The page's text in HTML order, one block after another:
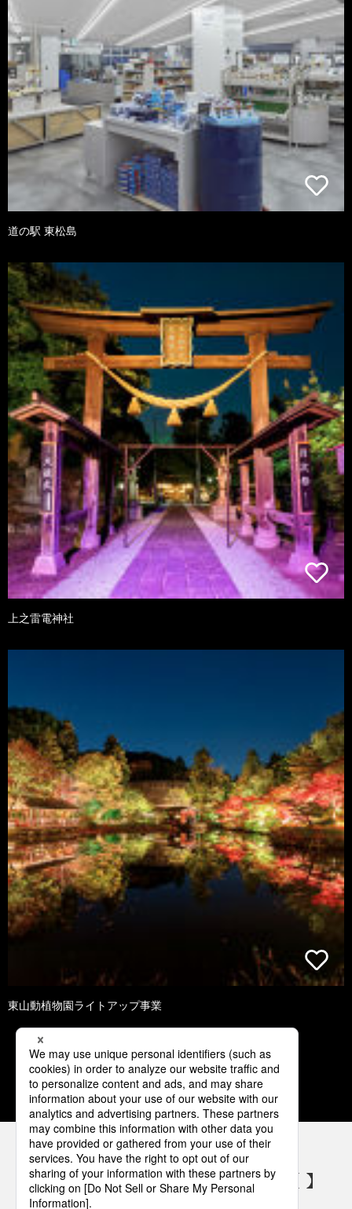
道の駅 東松島
上之雷電神社
東山動植物園ライトアップ事業
1 2 3 4 5
パナソニックの電気設備 SNSアカウント